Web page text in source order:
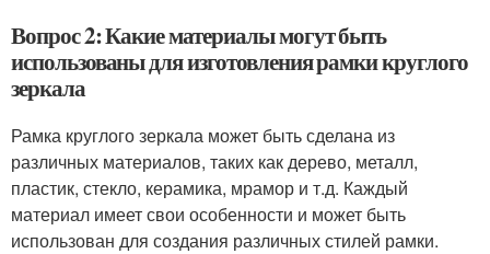
Вопрос 2: Какие материалы могут быть
использованы для изготовления рамки круглого
зеркала
Рамка круглого зеркала может быть сделана из
различных материалов, таких как дерево, металл,
пластик, стекло, керамика, мрамор и т.д. Каждый
материал имеет свои особенности и может быть
использован для создания различных стилей рамки.